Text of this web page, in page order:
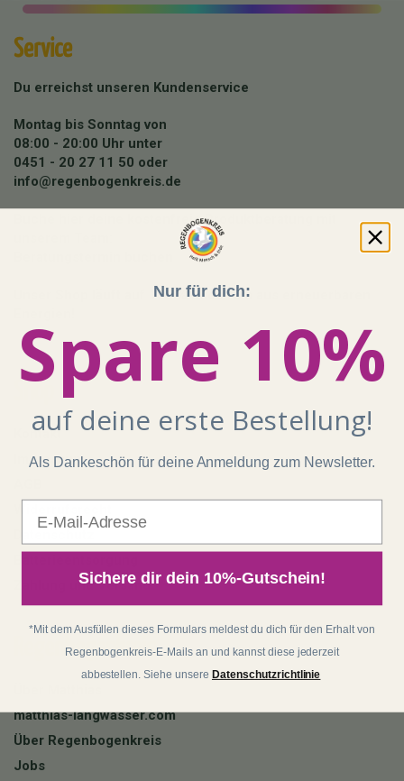
Service
Du erreichst unseren Kundenservice
Montag bis Sonntag von
08:00 - 20:00 Uhr unter
0451 - 20 27 11 50 oder
info@regenbogenkreis.de
Buche hier deine kostenfreie Produktberatung mit
Unser Shop läuft auf 100 % Ökostrom aus erneuerbaren
Shop
Kontakt
Impressum
Zahlung und Versand
Regenbogenkreis
matthias-langwasser.com
Über Regenbogenkreis
Jobs
Nur für dich:
Spare 10%
auf deine erste Bestellung!
Als Dankeschön für deine Anmeldung zum Newsletter.
Sichere dir dein 10%-Gutschein!
*Mit dem Ausfüllen dieses Formulars meldest du dich für den Erhalt von
Regenbogenkreis-E-Mails an und kannst diese jederzeit
abbestellen. Siehe unsere Datenschutzrichtlinie